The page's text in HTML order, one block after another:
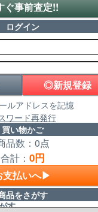
ぐ事前査定!!
ログイン
◎新規登録
ルアドレスを記憶
ワード再発行
買い物かご
品数：0点
合計： 0円
支払いへ▶
品をさがす
す